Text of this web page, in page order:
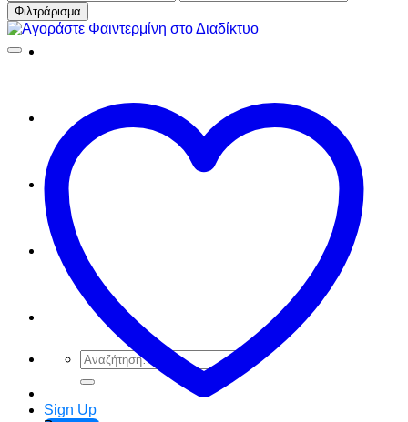
Checkout
Cart
Ελληνικά
English
Αναζήτηση
για:
Sign Up
τιμή
τιμή
Φιλτράρισμα